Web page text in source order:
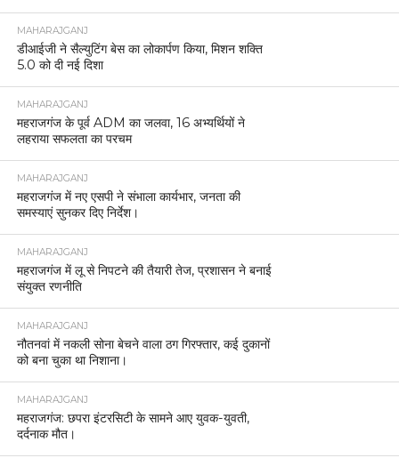
MAHARAJGANJ
डीआईजी ने सैल्युटिंग बेस का लोकार्पण किया, मिशन शक्ति
5.0 को दी नई दिशा
MAHARAJGANJ
महराजगंज के पूर्व ADM का जलवा, 16 अभ्यर्थियों ने
लहराया सफलता का परचम
MAHARAJGANJ
महराजगंज में नए एसपी ने संभाला कार्यभार, जनता की
समस्याएं सुनकर दिए निर्देश।
MAHARAJGANJ
महराजगंज में लू से निपटने की तैयारी तेज, प्रशासन ने बनाई
संयुक्त रणनीति
MAHARAJGANJ
नौतनवां में नकली सोना बेचने वाला ठग गिरफ्तार, कई दुकानों
को बना चुका था निशाना।
MAHARAJGANJ
महराजगंज: छपरा इंटरसिटी के सामने आए युवक-युवती,
दर्दनाक मौत।